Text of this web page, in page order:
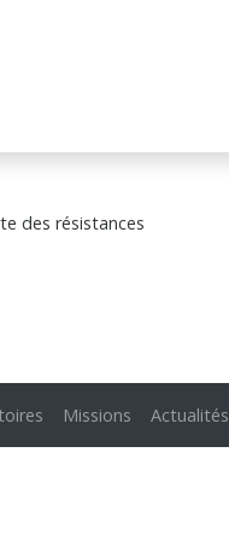
des résistances
Missions Actualités